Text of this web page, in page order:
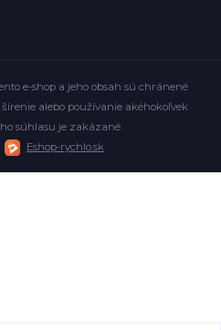
e-shop a jeho obsah sú chránené
alebo používanie akéhokoľvek
súhlasu je zakázané.
Eshop-rychlo.sk